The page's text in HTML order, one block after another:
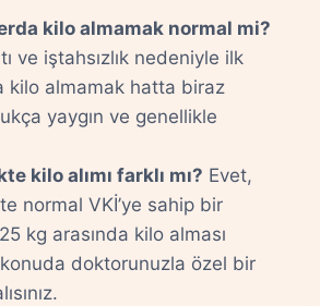
kilo almamak normal mi?
ve iştahsızlık nedeniyle ilk
kilo almamak hatta biraz
yaygın ve genellikle
kilo alımı farklı mı? Evet,
normal VKİ’ye sahip bir
kg arasında kilo alması
doktorunuzla özel bir